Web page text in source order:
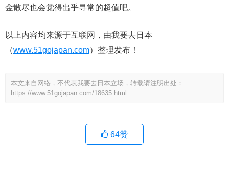
金散尽也会觉得出乎寻常的超值吧。
以上内容均来源于互联网，由我要去日本
（www.51gojapan.com）整理发布！
本文来自网络，不代表我要去日本立场，转载请注明出处：
https://www.51gojapan.com/18635.html
64赞